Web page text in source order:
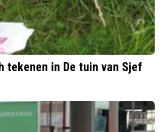
tekenen in De tuin van Sjef